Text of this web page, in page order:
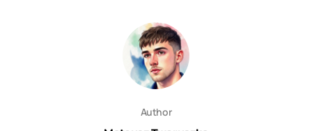
Author